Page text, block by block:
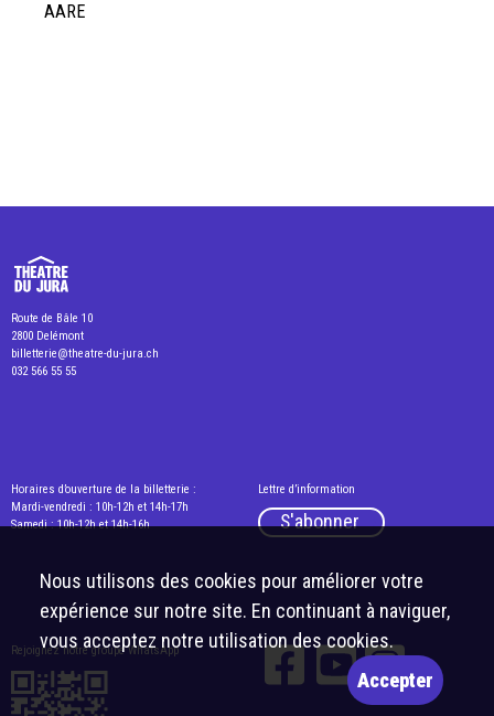
AARE
Route de Bâle 10
2800 Delémont
billetterie@theatre-du-jura.ch
032 566 55 55
Horaires d’ouverture de la billetterie :
Mardi-vendredi : 10h-12h et 14h-17h
Samedi : 10h-12h et 14h-16h
Lettre d’information
S'abonner
Rejoignez notre groupe WhatsApp
Nous utilisons des cookies pour améliorer votre
expérience sur notre site. En continuant à naviguer,
vous acceptez notre utilisation des cookies.
Accepter